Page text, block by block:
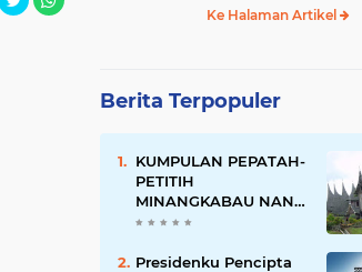
Ke Halaman Artikel
Berita Terpopuler
KUMPULAN PEPATAH-
PETITIH
MINANGKABAU NAN
ELOK
Presidenku Pencipta